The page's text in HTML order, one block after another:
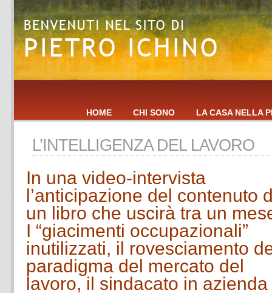
HOME CHI SONO LA CASA NELLA
L’INTELLIGENZA DEL LAVORO
In una video-intervista
l’anticipazione del contenuto
un libro che uscirà tra un
I “giacimenti occupazionali”
inutilizzati, il rovesciamento
paradigma del mercato del
lavoro, il sindacato in azienda